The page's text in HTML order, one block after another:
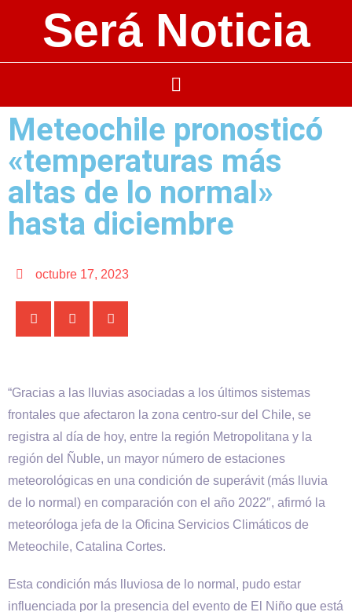
Será Noticia
Meteochile pronosticó
«temperaturas más
altas de lo normal»
hasta diciembre
octubre 17, 2023
“Gracias a las lluvias asociadas a los últimos sistemas
frontales que afectaron la zona centro-sur del Chile, se
registra al día de hoy, entre la región Metropolitana y la
región del Ñuble, un mayor número de estaciones
meteorológicas en una condición de superávit (más lluvia
de lo normal) en comparación con el año 2022″, afirmó la
meteoróloga jefa de la Oficina Servicios Climáticos de
Meteochile, Catalina Cortes.
Esta condición más lluviosa de lo normal, pudo estar
influenciada por la presencia del evento de El Niño que está